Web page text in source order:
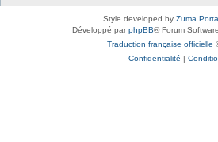
Style developed by Zuma
Développé parphpBB® Forum
Traduction française officielle
Confidentialité |